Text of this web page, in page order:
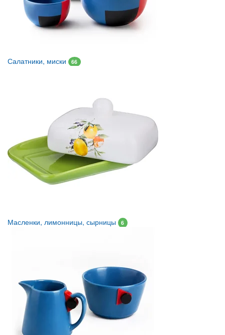
Салатники, миски 66
Масленки, лимонницы, сырницы 6